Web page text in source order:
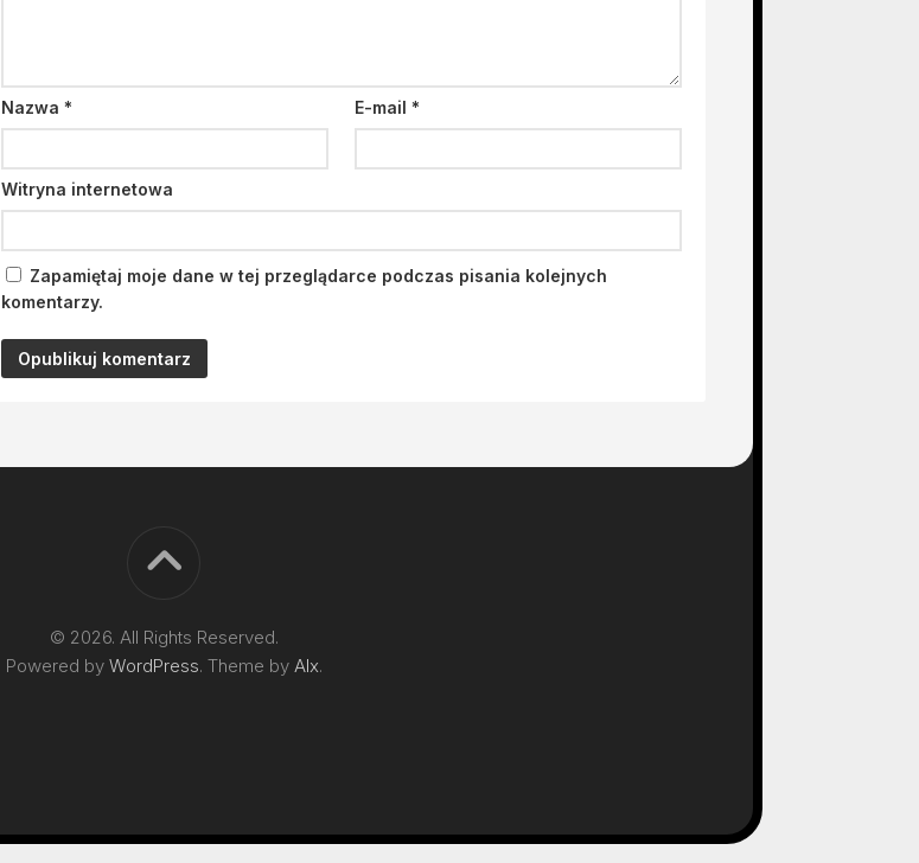
Nazwa * E-mail*
Witryna internetowa
Zapamiętaj moje dane w tej przeglądarce podczas pisania kolejnych
komentarzy.
© 2026. All Rights Reserved.
Powered by WordPress. Theme by Alx.